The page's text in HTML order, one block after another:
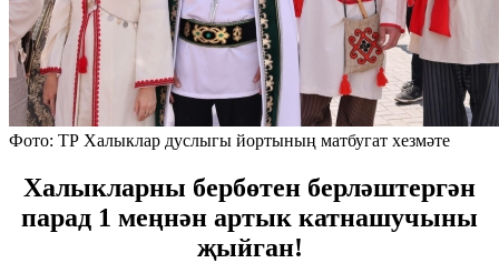
Фото: ТР Халыклар дуслыгы йортының матбугат хезмәте
Халыкларны бербөтен берләштергән
парад 1 меңнән артык катнашучыны
җыйган!